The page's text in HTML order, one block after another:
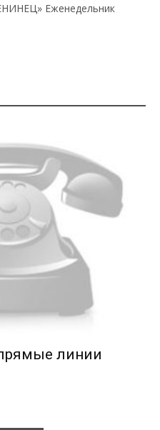
Еженедельник
линии